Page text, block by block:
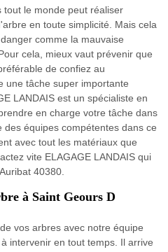
tout le monde peut réaliser
en toute simplicité. Mais cela
comme la mauvaise
cela, mieux vaut prévenir que
de confiez au
une tâche super importante
LANDAIS est un spécialiste en
en charge votre tâche dans
équipes compétentes dans ce
avec tout les matériaux que
vite ELAGAGE LANDAIS qui
40380.
à Saint Geours D
vos arbres avec notre équipe
intervenir en tout temps. Il arrive